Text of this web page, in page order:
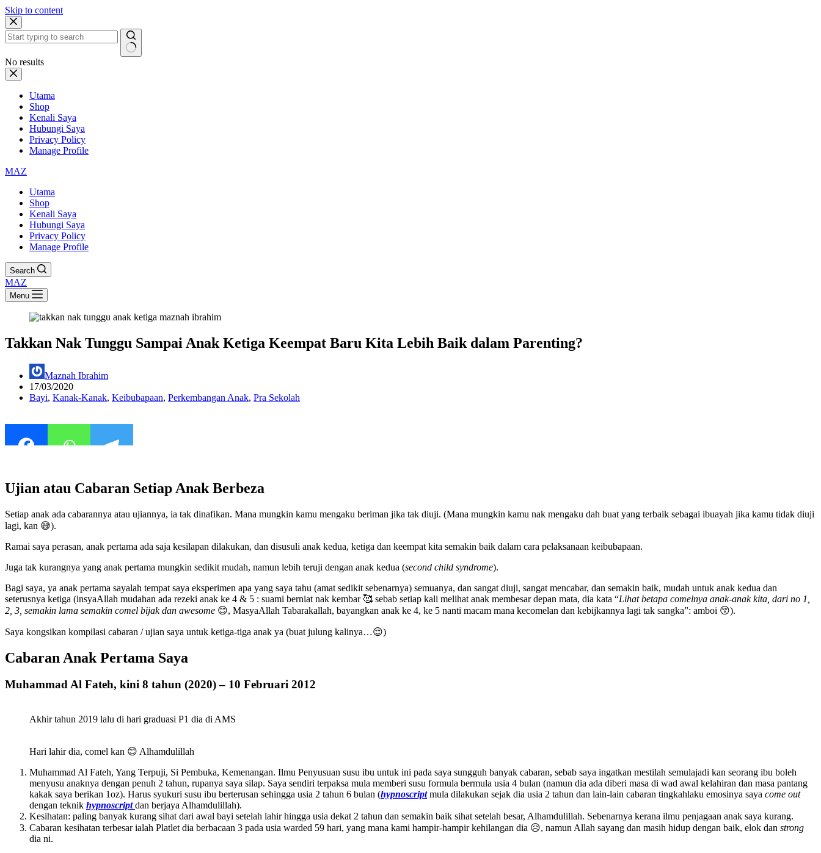
Skip to content
No results
Utama
Shop
Kenali Saya
Hubungi Saya
Privacy Policy
Manage Profile
MAZ
Utama
Shop
Kenali Saya
Hubungi Saya
Privacy Policy
Manage Profile
Search
MAZ
Menu
Takkan Nak Tunggu Sampai Anak Ketiga Keempat Baru Kita Lebih Baik dalam Parenting?
Maznah Ibrahim
17/03/2020
Bayi, Kanak-Kanak, Keibubapaan, Perkembangan Anak, Pra Sekolah
Ujian atau Cabaran Setiap Anak Berbeza
Setiap anak ada cabarannya atau ujiannya, ia tak dinafikan. Mana mungkin kamu mengaku beriman jika tak diuji. (Mana mungkin kamu nak mengaku dah buat yang terbaik sebagai ibuayah jika kamu tidak diuji
lagi, kan 😅).
Ramai saya perasan, anak pertama ada saja kesilapan dilakukan, dan disusuli anak kedua, ketiga dan keempat kita semakin baik dalam cara pelaksanaan keibubapaan.
Juga tak kurangnya yang anak pertama mungkin sedikit mudah, namun lebih teruji dengan anak kedua (second child syndrome).
Bagi saya, ya anak pertama sayalah tempat saya eksperimen apa yang saya tahu (amat sedikit sebenarnya) semuanya, dan sangat diuji, sangat mencabar, dan semakin baik, mudah untuk anak kedua dan
seterusnya ketiga (insyaAllah mudahan ada rezeki anak ke 4 & 5 : suami berniat nak kembar 🥰 sebab setiap kali melihat anak membesar depan mata, dia kata “Lihat betapa comelnya anak-anak kita, dari no 1,
2, 3, semakin lama semakin comel bijak dan awesome 😊, MasyaAllah Tabarakallah, bayangkan anak ke 4, ke 5 nanti macam mana kecomelan dan kebijkannya lagi tak sangka”: amboi 😚).
Saya kongsikan kompilasi cabaran / ujian saya untuk ketiga-tiga anak ya (buat julung kalinya…😌)
Cabaran Anak Pertama Saya
Muhammad Al Fateh, kini 8 tahun (2020) – 10 Februari 2012
Akhir tahun 2019 lalu di hari graduasi P1 dia di AMS
Hari lahir dia, comel kan 😊 Alhamdulillah
Muhammad Al Fateh, Yang Terpuji, Si Pembuka, Kemenangan. Ilmu Penyusuan susu ibu untuk ini pada saya sungguh banyak cabaran, sebab saya ingatkan mestilah semulajadi kan seorang ibu boleh
menyusu anaknya dengan penuh 2 tahun, rupanya saya silap. Saya sendiri terpaksa mula memberi susu formula bermula usia 4 bulan (namun dia ada diberi masa di wad awal kelahiran dan masa pantang
kakak saya berikan 1oz). Harus syukuri susu ibu berterusan sehingga usia 2 tahun 6 bulan (hypnoscript mula dilakukan sejak dia usia 2 tahun dan lain-lain cabaran tingkahlaku emosinya saya come out
dengan teknik hypnoscriptdan berjaya Alhamdulillah).
Kesihatan: paling banyak kurang sihat dari awal bayi setelah lahir hingga usia dekat 2 tahun dan semakin baik sihat setelah besar, Alhamdulillah. Sebenarnya kerana ilmu penjagaan anak saya kurang.
Cabaran kesihatan terbesar ialah Platlet dia berbacaan 3 pada usia warded 59 hari, yang mana kami hampir-hampir kehilangan dia 😥, namun Allah sayang dan masih hidup dengan baik, elok dan strong
dia ni.